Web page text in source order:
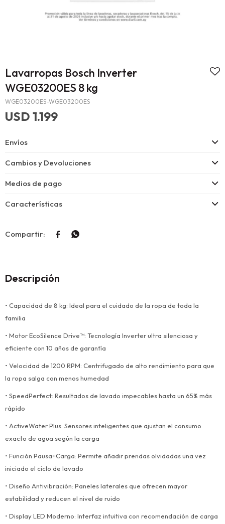
Lavarropas Bosch Inverter
WGE03200ES 8 kg
WGE03200ES-WGE03200ES
USD 1.199
Envíos
Cambios y Devoluciones
Medios de pago
Características
 
Descripción
• Capacidad de 8 kg: Ideal para el cuidado de la ropa de toda la
familia
• Motor EcoSilence Drive™: Tecnología Inverter ultra silenciosa y
eficiente con 10 años de garantía
• Velocidad de 1200 RPM: Centrifugado de alto rendimiento para que
la ropa salga con menos humedad
• SpeedPerfect: Resultados de lavado impecables hasta un 65% más
rápido
• ActiveWater Plus: Sensores inteligentes que ajustan el consumo
exacto de agua según la carga
• Función Pausa+Carga: Permite añadir prendas olvidadas una vez
iniciado el ciclo de lavado
• Diseño Antivibración: Paneles laterales que ofrecen mayor
estabilidad y reducen el nivel de ruido
• Display LED Moderno: Interfaz intuitiva con recomendación de carga